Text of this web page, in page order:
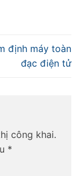
định máy toàn
đạc điện tử
công khai.
*